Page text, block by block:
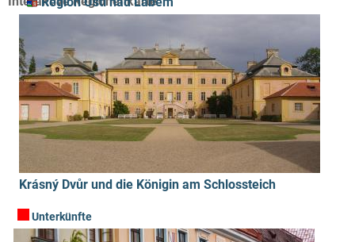
Krásný Dvůr und die Königin am Schlossteich
Unterkünfte